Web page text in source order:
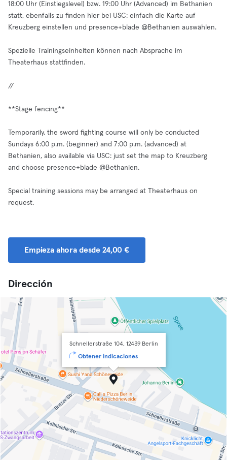
18:00 Uhr (Einstiegslevel) bzw. 19:00 Uhr (Advanced) im Bethanien
statt, ebenfalls zu finden hier bei USC: einfach die Karte auf
Kreuzberg einstellen und presence+blade @Bethanien auswählen.
Spezielle Trainingseinheiten können nach Absprache im
Theaterhaus stattfinden.
//
**Stage fencing**
Temporarily, the sword fighting course will only be conducted
Sundays 6:00 p.m. (beginner) and 7:00 p.m. (advanced) at
Bethanien, also available via USC: just set the map to Kreuzberg
and choose presence+blade @Bethanien.
Special training sessions may be arranged at Theaterhaus on
request.
Empieza ahora desde 24,00 €
Dirección
Schnellerstraße 104, 12439 Berlin
Obtener indicaciones